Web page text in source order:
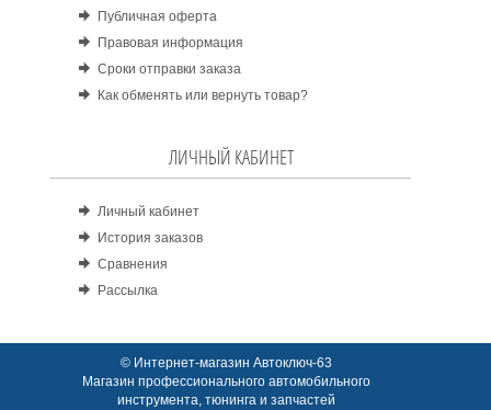
Публичная оферта
Правовая информация
Сроки отправки заказа
Как обменять или вернуть товар?
ЛИЧНЫЙ КАБИНЕТ
Личный кабинет
История заказов
Сравнения
Рассылка
© Интернет-магазин Автоключ-63
Магазин профессионального автомобильного
инструмента, тюнинга и запчастей